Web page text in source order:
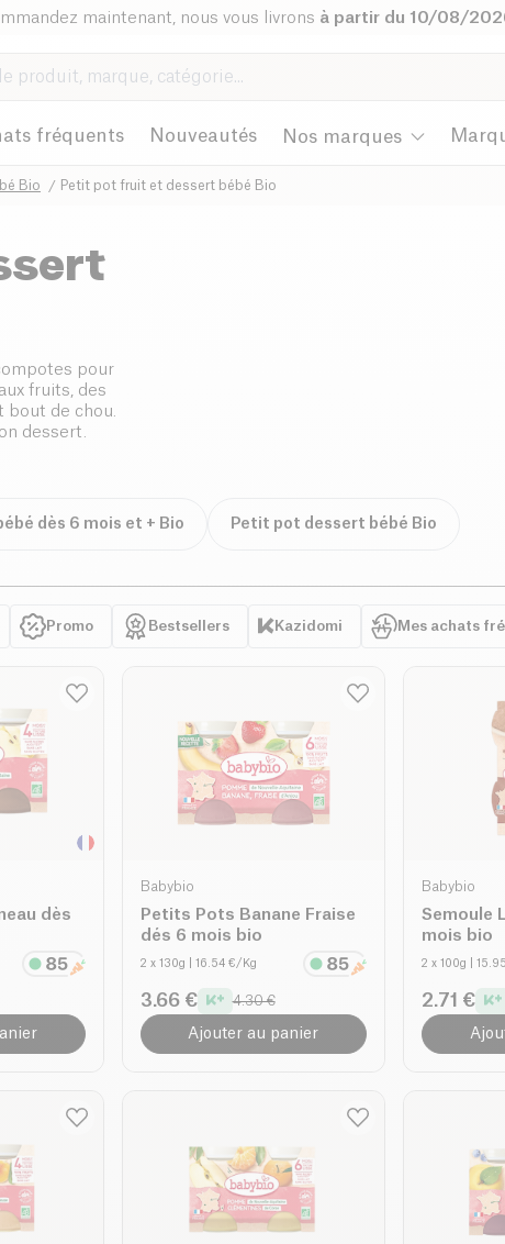
maintenant, nous vous livrons à partir du 10/08/
fréquents Nouveautés Nos marques
Bio Petit pot fruit et dessert bébé Bio
pour
fruits, des
de chou.
dessert.
dès 6 mois et + Bio Petit pot dessert bébé Bio
Promo Bestsellers Kazidomi Mes achats
dès
Babybio
Petits Pots Banane Fraise
dés 6 mois bio
2 x 130g | 16.54 €/Kg
3.66 € 4.30 €
Ajouter au panier
Babybio
Semoule
mois bio
2 x 100g |
2.71 €